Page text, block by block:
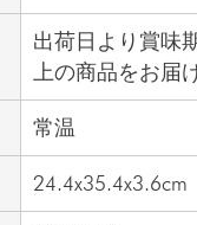
出荷日より賞味
上の商品をお届
常温
24.4x35.4x3.6cm